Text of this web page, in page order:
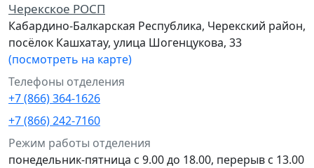
Черекское РОСП
Кабардино-Балкарская Республика, Черекский район,
посёлок Кашхатау, улица Шогенцукова, 33
(посмотреть на карте)
Телефоны отделения
+7 (866) 364-1626
+7 (866) 242-7160
Режим работы отделения
понедельник-пятница с 9.00 до 18.00, перерыв с 13.00